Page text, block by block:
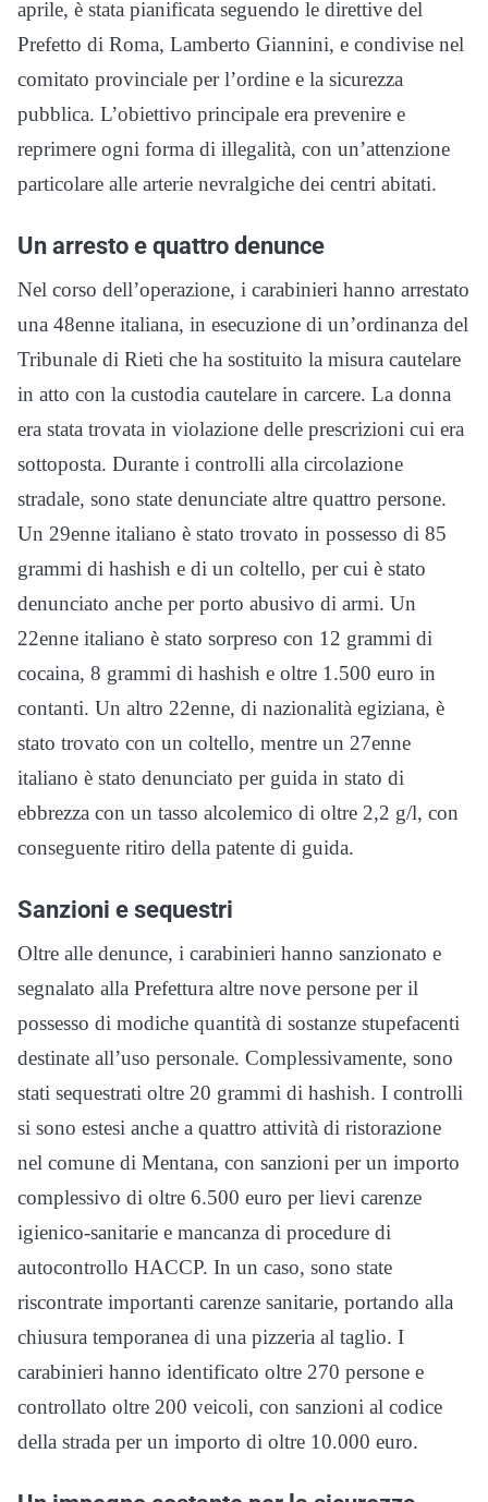
aprile, è stata pianificata seguendo le direttive del
Prefetto di Roma, Lamberto Giannini, e condivise nel
comitato provinciale per l’ordine e la sicurezza
pubblica. L’obiettivo principale era prevenire e
reprimere ogni forma di illegalità, con un’attenzione
particolare alle arterie nevralgiche dei centri abitati.
Un arresto e quattro denunce
Nel corso dell’operazione, i carabinieri hanno arrestato
una 48enne italiana, in esecuzione di un’ordinanza del
Tribunale di Rieti che ha sostituito la misura cautelare
in atto con la custodia cautelare in carcere. La donna
era stata trovata in violazione delle prescrizioni cui era
sottoposta. Durante i controlli alla circolazione
stradale, sono state denunciate altre quattro persone.
Un 29enne italiano è stato trovato in possesso di 85
grammi di hashish e di un coltello, per cui è stato
denunciato anche per porto abusivo di armi. Un
22enne italiano è stato sorpreso con 12 grammi di
cocaina, 8 grammi di hashish e oltre 1.500 euro in
contanti. Un altro 22enne, di nazionalità egiziana, è
stato trovato con un coltello, mentre un 27enne
italiano è stato denunciato per guida in stato di
ebbrezza con un tasso alcolemico di oltre 2,2 g/l, con
conseguente ritiro della patente di guida.
Sanzioni e sequestri
Oltre alle denunce, i carabinieri hanno sanzionato e
segnalato alla Prefettura altre nove persone per il
possesso di modiche quantità di sostanze stupefacenti
destinate all’uso personale. Complessivamente, sono
stati sequestrati oltre 20 grammi di hashish. I controlli
si sono estesi anche a quattro attività di ristorazione
nel comune di Mentana, con sanzioni per un importo
complessivo di oltre 6.500 euro per lievi carenze
igienico-sanitarie e mancanza di procedure di
autocontrollo HACCP. In un caso, sono state
riscontrate importanti carenze sanitarie, portando alla
chiusura temporanea di una pizzeria al taglio. I
carabinieri hanno identificato oltre 270 persone e
controllato oltre 200 veicoli, con sanzioni al codice
della strada per un importo di oltre 10.000 euro.